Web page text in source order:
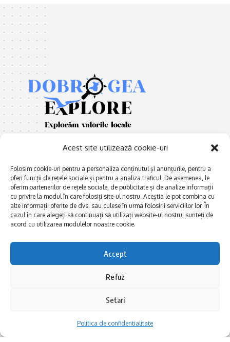
Acest site utilizează cookie-uri
Folosim cookie-uri pentru a personaliza conținutul și anunțurile, pentru a
oferi funcții de rețele sociale și pentru a analiza traficul. De asemenea, le
oferim partenerilor de rețele sociale, de publicitate și de analize informații
cu privire la modul în care folosiți site-ul nostru. Aceștia le pot combina cu
alte informații oferite de dvs. sau culese în urma folosirii serviciilor lor. În
cazul în care alegeți să continuați să utilizați website-ul nostru, sunteți de
acord cu utilizarea modulelor noastre cookie.
Accept
Refuz
Setari
Politica de confidentialitate
E xplorăm Dobrogea,
Explorăm valorile locale:
Deltă, Litoral, cele mai mari
biserici și mănăstiri, cele mai
FRUMOASE POVEȘTI.
Afaceri și meșteșuguri
Actualitate